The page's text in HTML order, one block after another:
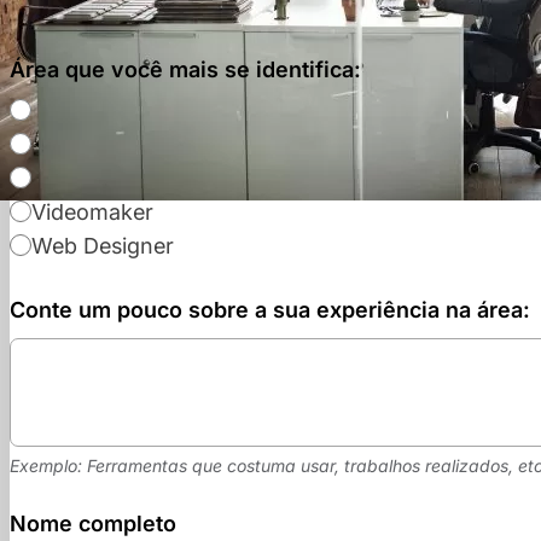
Área que você mais se identifica:
Consultor Comercial
Gestor de Tráfego
Social Media
Videomaker
Web Designer
Conte um pouco sobre a sua experiência na área:
Exemplo: Ferramentas que costuma usar, trabalhos realizados,
Nome completo